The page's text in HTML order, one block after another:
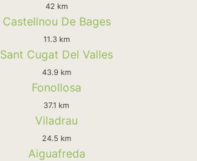
42 km
Castellnou De Bages
11.3 km
Sant Cugat Del Valles
43.9 km
Fonollosa
37.1 km
Viladrau
24.5 km
Aiguafreda